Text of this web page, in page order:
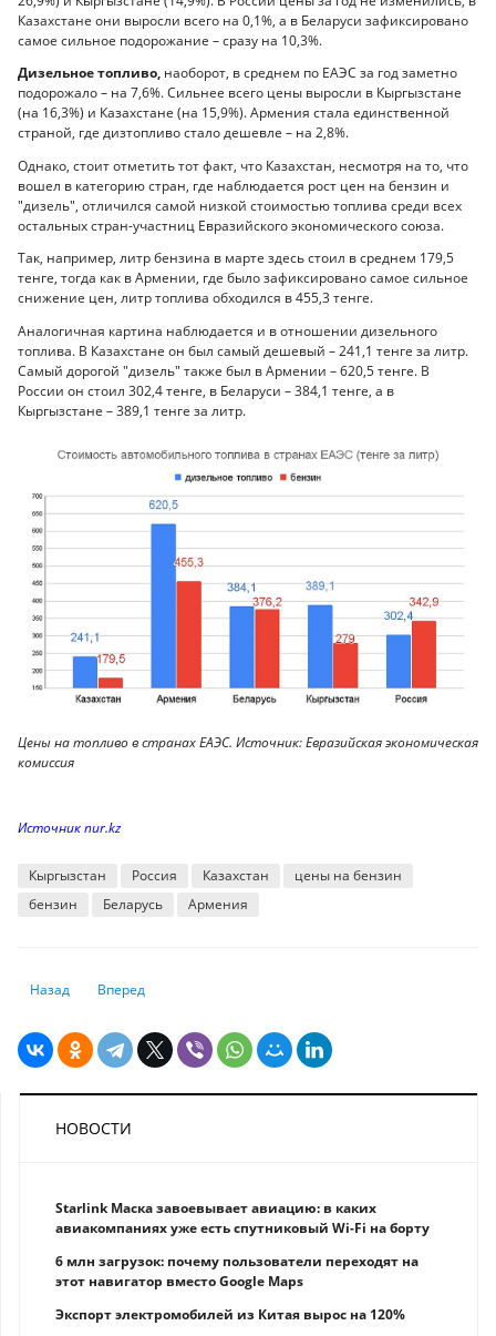
Казахстане они выросли всего на 0,1%, а в Беларуси зафиксировано
самое сильное подорожание – сразу на 10,3%.
Дизельное топливо, наоборот, в среднем по ЕАЭС за год заметно
подорожало – на 7,6%. Сильнее всего цены выросли в Кыргызстане
(на 16,3%) и Казахстане (на 15,9%). Армения стала единственной
страной, где дизтопливо стало дешевле – на 2,8%.
Однако, стоит отметить тот факт, что Казахстан, несмотря на то, что
вошел в категорию стран, где наблюдается рост цен на бензин и
"дизель", отличился самой низкой стоимостью топлива среди всех
остальных стран-участниц Евразийского экономического союза.
Так, например, литр бензина в марте здесь стоил в среднем 179,5
тенге, тогда как в Армении, где было зафиксировано самое сильное
снижение цен, литр топлива обходился в 455,3 тенге.
Аналогичная картина наблюдается и в отношении дизельного
топлива. В Казахстане он был самый дешевый – 241,1 тенге за литр.
Самый дорогой "дизель" также был в Армении – 620,5 тенге. В
России он стоил 302,4 тенге, в Беларуси – 384,1 тенге, а в
Кыргызстане – 389,1 тенге за литр.
Цены на топливо в странах ЕАЭС. Источник: Евразийская экономическая
комиссия
Источник nur.kz
Кыргызстан Россия Казахстан
цены на бензин
бензин
Беларусь Армения
Предыдущий: Какие изменения внесут в программу льготного
Назад Следующий: Поколение Z может радикально изменить
Вперед
НОВОСТИ
Starlink Маска завоевывает авиацию: в каких
авиакомпаниях уже есть спутниковый Wi-Fi на борту
6 млн загрузок: почему пользователи переходят на
этот навигатор вместо Google Maps
Экспорт электромобилей из Китая вырос на 120%